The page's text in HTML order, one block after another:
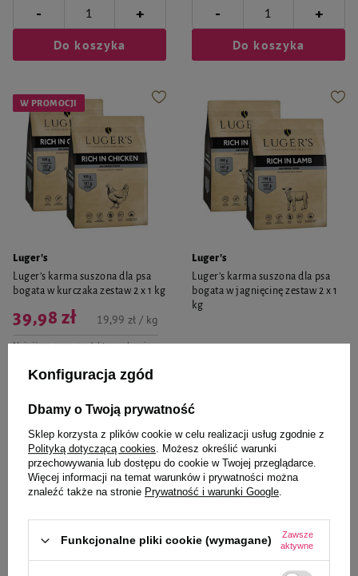
- +
Do koszyka
- +
Do koszyka
W PROMOCJI
Luger's
Luger’s karma suszona dla psa
bogata w kurczaka zestaw 2 x 1 kg
Cena regularna: 88,00 zł -55%
39,98 zł
Najniższa cena produktu w okresie
19,99 zł / kg
- +
Do koszyka
Luger's
Luger’s karma suszona dla psa
bogata w jagnięcinę zestaw 2 x 1
kg
Do koszyka
Konfiguracja zgód
Dbamy o Twoją prywatność
Sklep korzysta z plików cookie w celu realizacji usług zgodnie z
Polityką dotyczącą cookies. Możesz określić warunki
przechowywania lub dostępu do cookie w Twojej przeglądarce.
Więcej informacji na temat warunków i prywatności można
znaleźć także na stronie Prywatność i warunki Google.
Funkcjonalne pliki cookie (wymagane)
Zawsze
aktywne